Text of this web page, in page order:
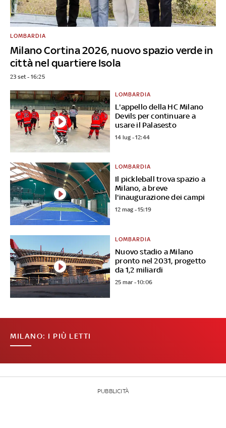
Milano Cortina 2026, nuovo spazio verde in
città nel quartiere Isola
LOMBARDIA
23 set - 16:25
L'appello della HC Milano
Devils per continuare a
usare il Palasesto
LOMBARDIA
14 lug - 12:44
Il pickleball trova spazio a
Milano, a breve
l'inaugurazione dei campi
LOMBARDIA
12 mag - 15:19
Nuovo stadio a Milano
pronto nel 2031, progetto
da 1,2 miliardi
LOMBARDIA
25 mar - 10:06
MILANO: I PIÙ LETTI
PUBBLICITÀ